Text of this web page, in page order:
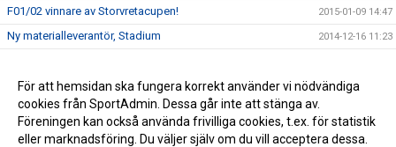
F01/02 vinnare av Storvretacupen! 2015-01-09 14:47
Ny materialleverantör, Stadium 2014-12-16 11:23
Avbokning träningstider 2014-12-16 11:19
Öppettider kansliet jul- och nyårshelgerna 2014-12-16 11:14
För att hemsidan ska fungera korrekt använder vi nödvändiga
cookies från SportAdmin. Dessa går inte att stänga av.
Föreningen kan också använda frivilliga cookies, t.ex. för statistik
eller marknadsföring. Du väljer själv om du vill acceptera dessa.